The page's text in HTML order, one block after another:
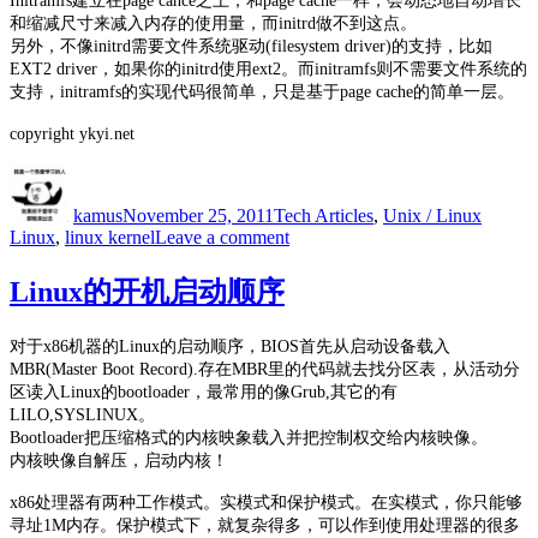
和缩减尺寸来减入内存的使用量，而initrd做不到这点。
另外，不像initrd需要文件系统驱动(filesystem driver)的支持，比如
EXT2 driver，如果你的initrd使用ext2。而initramfs则不需要文件系统的
支持，initramfs的实现代码很简单，只是基于page cache的简单一层。
copyright ykyi.net
kamusNovember 25, 2011Tech Articles, Unix / Linux
Linux, linux kernelLeave a commenton
区
别
Linux的开机启动顺序
对于x86机器的Linux的启动顺序，BIOS首先从启动设备载入
MBR(Master Boot Record).存在MBR里的代码就去找分区表，从活动分
区读入Linux的bootloader，最常用的像Grub,其它的有
LILO,SYSLINUX。
Bootloader把压缩格式的内核映象载入并把控制权交给内核映像。
内核映像自解压，启动内核！
x86处理器有两种工作模式。实模式和保护模式。在实模式，你只能够
寻址1M内存。保护模式下，就复杂得多，可以作到使用处理器的很多